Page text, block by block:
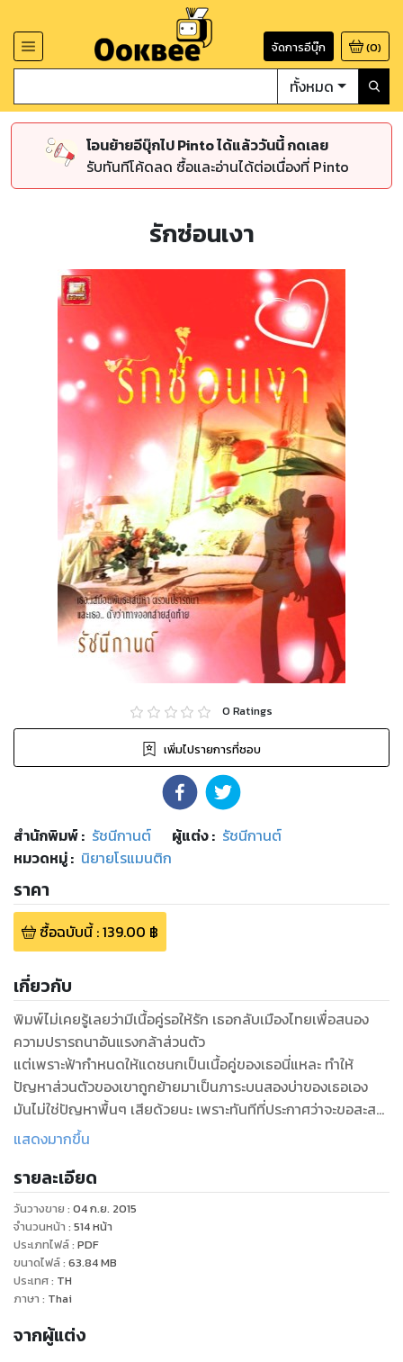
จัดการอีบุ๊ก (0)
ทั้งหมด
โอนย้ายอีบุ๊กไป Pinto ได้แล้ววันนี้ กดเลย
รับทันทีโค้ดลด ซื้อและอ่านได้ต่อเนื่องที่ Pinto
รักซ่อนเงา
0 Ratings
เพิ่มไปรายการที่ชอบ
สำนักพิมพ์: รัชนีกานต์ ผู้แต่ง : รัชนีกานต์
หมวดหมู่: นิยายโรแมนติก
ราคา
ซื้อฉบับนี้:139.00 ฿
เกี่ยวกับ
พิมพ์ไม่เคยรู้เลยว่ามีเนื้อคู่รอให้รัก เธอกลับเมืองไทยเพื่อสนอง
ความปรารถนาอันแรงกล้าส่วนตัว
แต่เพราะฟ้ากำหนดให้แดชนกเป็นเนื้อคู่ของเธอนี่แหละ ทำให้
ปัญหาส่วนตัวของเขาถูกย้ายมาเป็นภาระบนสองบ่าของเธอเอง
มันไม่ใช่ปัญหาพื้นๆ เสียด้วยนะ เพราะทันทีที่ประกาศว่าจะขอสะสาง
แทนเขา ความเสี่ยงกับความตายก็มายืนต้อนรับทันที
แสดงมากขึ้น
รายละเอียด
วันวางขาย : 04 ก.ย. 2015
จำนวนหน้า : 514หน้า
ประเภทไฟล์: PDF
ขนาดไฟล์: 63.84MB
ประเทศ: TH
ภาษา : Thai
จากผู้แต่ง